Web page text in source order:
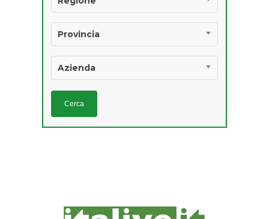
Provincia
Azienda
Ricercatezze
Salumi